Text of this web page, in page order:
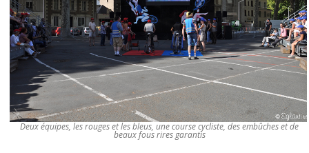
Deux équipes, les rouges et les bleus, une course cycliste, des embûches et de
beaux fous rires garantis